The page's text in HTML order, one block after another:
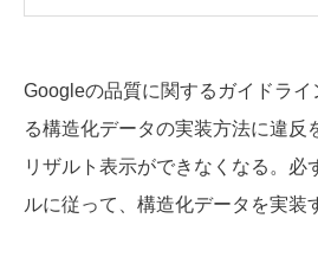
Googleの品質に関するガイドラ
る構造化データの実装方法に違反
リザルト表示ができなくなる。必
ルに従って、構造化データを実装